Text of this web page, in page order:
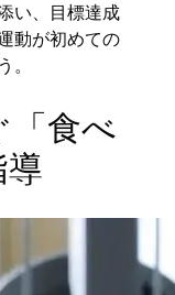
い、目標達成
動が初めての
「食べ